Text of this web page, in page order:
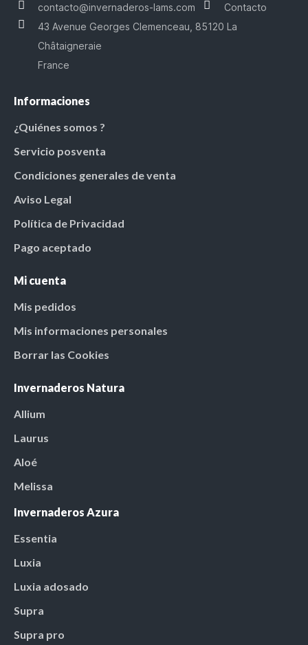
contacto@invernaderos-lams.com
Contacto
43 Avenue Georges Clemenceau, 85120 La
Châtaigneraie
France
Informaciones
¿Quiénes somos ?
Servicio posventa
Condiciones generales de venta
Aviso Legal
Política de Privacidad
Pago aceptado
Mi cuenta
Mis pedidos
Mis informaciones personales
Borrar las Cookies
Invernaderos Natura
Allium
Laurus
Aloé
Melissa
Invernaderos Azura
Essentia
Luxia
Luxia adosado
Supra
Supra pro